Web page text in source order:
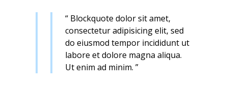
“ Blockquote dolor sit amet,
consectetur adipisicing elit, sed
do eiusmod tempor incididunt ut
labore et dolore magna aliqua.
Ut enim ad minim. ”